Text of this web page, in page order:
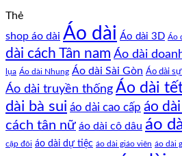
Thẻ
shop áo dài Áo dài Áo dài 3D Áo
dài cách Tân nam Áo dài
lụa Áo dài Nhung Áo dài Sài Gòn Áo dài
Áo dài truyền thống Áo dài
dài bà sui áo dài cao cấp áo
cách tân nữ áo dài cô dâu áo
cặp đôi áo dài dự tiệc áo dài giáo viên áo dài